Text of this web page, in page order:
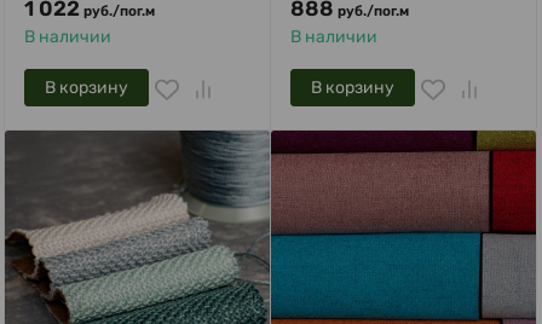
1 022 руб./пог.м
В наличии
В корзину
888 руб./пог.м
В наличии
В корзину